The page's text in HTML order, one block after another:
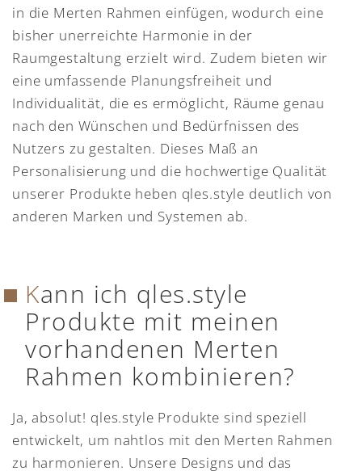
in die Merten Rahmen einfügen, wodurch eine
bisher unerreichte Harmonie in der
Raumgestaltung erzielt wird. Zudem bieten wir
eine umfassende Planungsfreiheit und
Individualität, die es ermöglicht, Räume genau
nach den Wünschen und Bedürfnissen des
Nutzers zu gestalten. Dieses Maß an
Personalisierung und die hochwertige Qualität
unserer Produkte heben qles.style deutlich von
anderen Marken und Systemen ab.
Kann ich qles.style
Produkte mit meinen
vorhandenen Merten
Rahmen kombinieren?
Ja, absolut! qles.style Produkte sind speziell
entwickelt, um nahtlos mit den Merten Rahmen
zu harmonieren. Unsere Designs und das